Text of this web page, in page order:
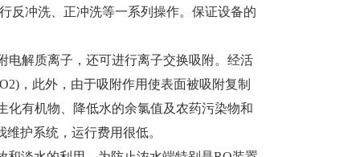
反冲洗、正冲洗等一系列操作。保证设备的
解质离子，还可进行离子交换吸附。经活
，此外，由于吸附作用使表面被吸附复制
化有机物、降低水的余氯值及农药污染物和
护系统，运行费用很低。